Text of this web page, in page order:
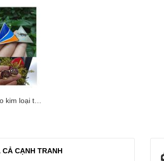
Bảng tên, huy hiệu cài áo kim loại tại Long Gifts
CẢ CẠNH TRANH